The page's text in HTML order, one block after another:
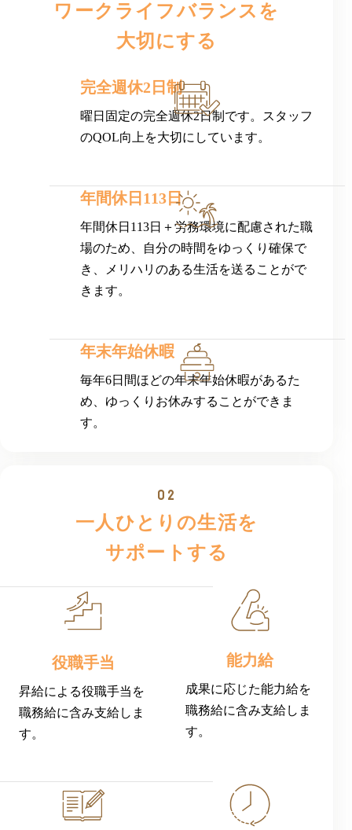
ワークライフバランスを
大切にする
完全週休2日制
曜日固定の完全週休2日制です。スタッフ
のQOL向上を大切にしています。
年間休日113日
年間休日113日＋労務環境に配慮された職
場のため、自分の時間をゆっくり確保で
き、メリハリのある生活を送ることがで
きます。
年末年始休暇
毎年6日間ほどの年末年始休暇があるた
め、ゆっくりお休みすることができま
す。
一人ひとりの生活を
サポートする
役職手当
昇給による役職手当を
職務給に含み支給しま
す。
能力給
成果に応じた能力給を
職務給に含み支給しま
す。